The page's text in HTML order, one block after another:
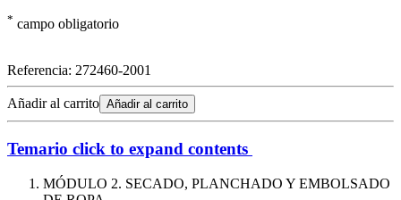
* campo obligatorio
Referencia: 272460-2001
Añadir al carrito Añadir al carrito
Temario click to expand contents
MÓDULO 2. SECADO, PLANCHADO Y EMBOLSADO